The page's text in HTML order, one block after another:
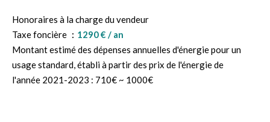
Honoraires à la charge du vendeur
Taxe foncière
1290 € / an
Montant estimé des dépenses annuelles d'énergie pour un
usage standard, établi à partir des prix de l'énergie de
l'année 2021-2023 : 710€ ~ 1000€